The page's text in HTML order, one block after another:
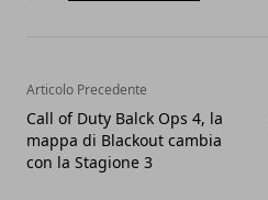
Articolo Precedente
Call of Duty Balck Ops 4, la
mappa di Blackout cambia
con la Stagione 3